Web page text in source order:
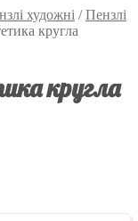
художні /Пензлі
кругла
кругла